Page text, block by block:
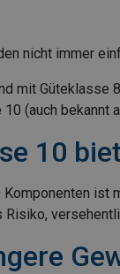
nicht immer
mit Güteklasse
10 (auch
10
ist